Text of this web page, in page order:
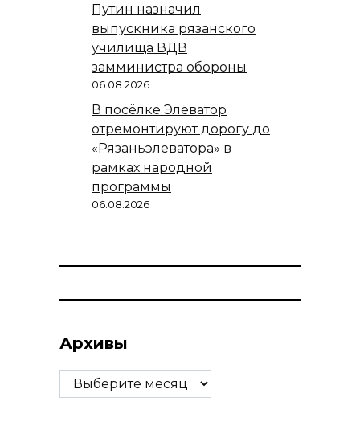
Путин назначил
выпускника рязанского
училища ВДВ
замминистра обороны
06.08.2026
В посёлке Элеватор
отремонтируют дорогу до
«Рязаньэлеватора» в
рамках народной
программы
06.08.2026
Архивы
Архивы